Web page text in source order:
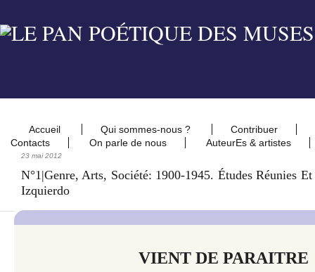
Accueil Qui sommes-nous ?
Contribuer
Contacts
On parle de nous AuteurEs & artistes
23 mai 2012
N°1|Genre, Arts, Société: 1900-1945. Études Réunies Et
Izquierdo
VIENT DE PARAITRE